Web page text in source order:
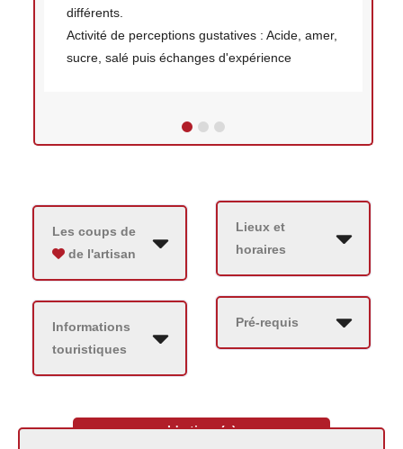
différents.
Activité de perceptions gustatives : Acide, amer,
sucre, salé puis échanges d'expérience
Les coups de
de l'artisan
Informations
touristiques
Lieux et
horaires
Pré-requis
L'artisan(e)